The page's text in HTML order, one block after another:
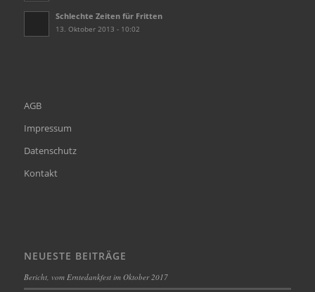
Schlechte Zeiten für Fritten
13. Oktober 2013 - 10:02
AGB
Impressum
Datenschutz
Kontakt
NEUESTE BEITRÄGE
Bericht, vom Erntedankfest im Oktober 2017